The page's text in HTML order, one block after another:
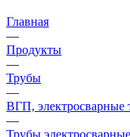
Главная
—
Продукты
—
Трубы
—
ВГП, электросварные
—
Трубы